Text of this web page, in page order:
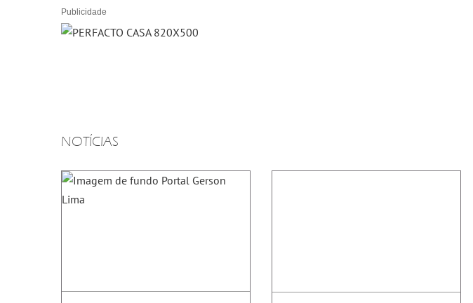
Publicidade
NOTÍCIAS